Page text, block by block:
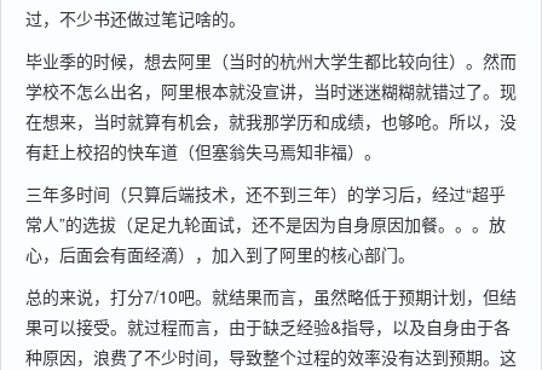
过，不少书还做过笔记啥的。
毕业季的时候，想去阿里（当时的杭州大学生都比较向往）。然而
学校不怎么出名，阿里根本就没宣讲，当时迷迷糊糊就错过了。现
在想来，当时就算有机会，就我那学历和成绩，也够呛。所以，没
有赶上校招的快车道（但塞翁失马焉知非福）。
三年多时间（只算后端技术，还不到三年）的学习后，经过“超乎
常人”的选拔（足足九轮面试，还不是因为自身原因加餐。。。放
心，后面会有面经滴），加入到了阿里的核心部门。
总的来说，打分7/10吧。就结果而言，虽然略低于预期计划，但结
果可以接受。就过程而言，由于缺乏经验&指导，以及自身由于各
种原因，浪费了不少时间，导致整个过程的效率没有达到预期。这